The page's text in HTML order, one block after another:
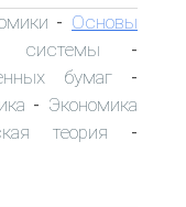
- Основы
системы -
бумаг -
- Экономика
теория -